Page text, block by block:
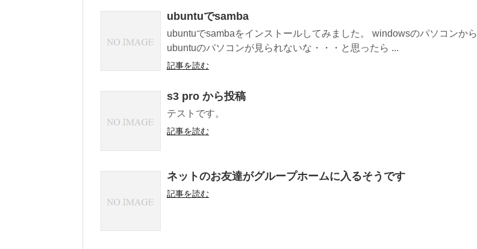
ubuntuでsamba
ubuntuでsambaをインストールしてみました。 windowsのパソコンから
ubuntuのパソコンが見られないな・・・と思ったら ...
記事を読む
s3 pro から投稿
テストです。
記事を読む
ネットのお友達がグループホームに入るそうです
記事を読む